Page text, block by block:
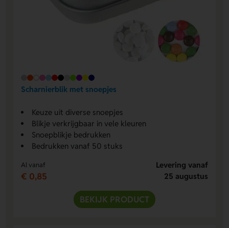
Scharnierblik met snoepjes
Keuze uit diverse snoepjes
Blikje verkrijgbaar in vele kleuren
Snoepblikje bedrukken
Bedrukken vanaf 50 stuks
Al vanaf
€ 0,85
Levering vanaf
25 augustus
BEKIJK PRODUCT